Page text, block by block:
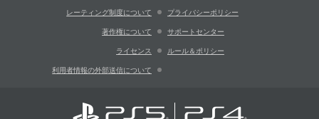
レーティング制度について プライバシーポリシー
著作権について サポートセンター
ライセンス ルール＆ポリシー
利用者情報の外部送信について